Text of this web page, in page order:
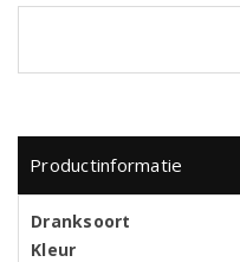
Productinformatie
Dranksoort
Kleur